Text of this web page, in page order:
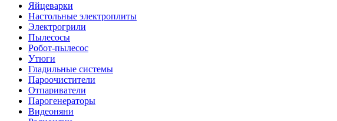
Яйцеварки
Настольные электроплиты
Электрогрили
Пылесосы
Робот-пылесос
Утюги
Гладильные системы
Пароочистители
Отпариватели
Парогенераторы
Видеоняни